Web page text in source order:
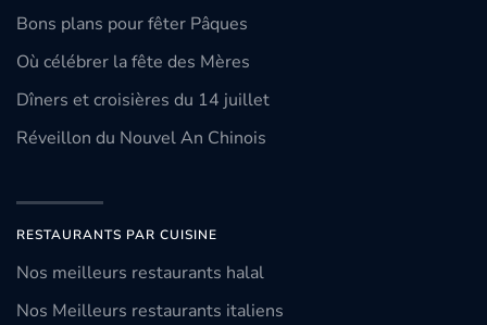
Bons plans pour fêter Pâques
Où célébrer la fête des Mères
Dîners et croisières du 14 juillet
Réveillon du Nouvel An Chinois
RESTAURANTS PAR CUISINE
Nos meilleurs restaurants halal
Nos Meilleurs restaurants italiens